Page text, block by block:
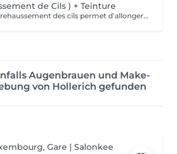
de Cils ) + Teinture
Produit VEGAN Le rehaussement des cils permet d'allonger et de recourber les cils. Excellente alternative à la permanente des cils, cette technique permet d'obtenir un résultat sublime et naturel sans fragiliser vos cils. Vos cils sont plus recourbés et votre regard sublimé. Durée 6-8 semaines, compatible avec la grossesse.
Augenbrauen und Make-
von Hollerich gefunden